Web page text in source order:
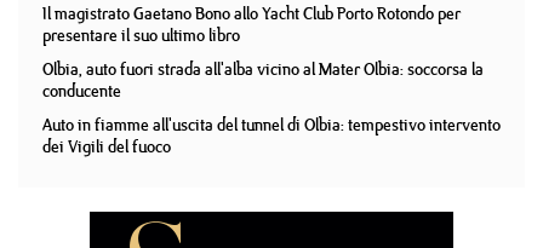
Il magistrato Gaetano Bono allo Yacht Club Porto Rotondo per
presentare il suo ultimo libro
Olbia, auto fuori strada all'alba vicino al Mater Olbia: soccorsa la
conducente
Auto in fiamme all'uscita del tunnel di Olbia: tempestivo intervento
dei Vigili del fuoco